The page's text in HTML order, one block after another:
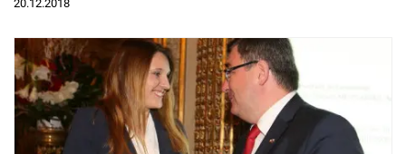
20.12.2018